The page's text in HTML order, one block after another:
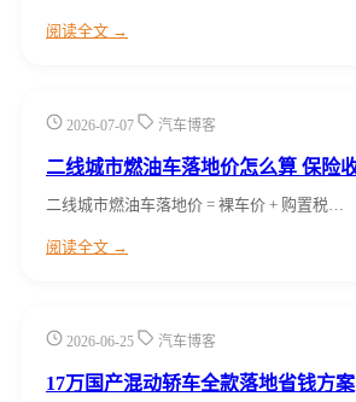
阅读全文 →
2026-07-07 汽车博客
二线城市燃油车落地价怎么算 保险
二线城市燃油车落地价 = 裸车价 + 购置税…
阅读全文 →
2026-06-25 汽车博客
17万国产混动轿车全款落地省钱方案